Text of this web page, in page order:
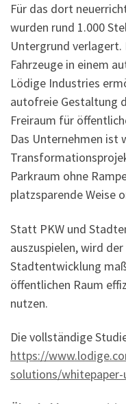
Für das dort
wurden rund 1.000
Untergrund
Fahrzeuge in einem
Lödige Industries
autofreie Gestaltung
Freiraum für
Das Unternehmen
Parkraum ohne
platzsparende Weise
Statt PKW und
auszuspielen, wird
Stadtentwicklung
öffentlichen Raum
nutzen.
Die vollständige
https://
solutions/